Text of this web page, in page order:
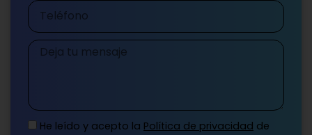
Teléfono
Mensaje
He leído y acepto la Política de privacidad de